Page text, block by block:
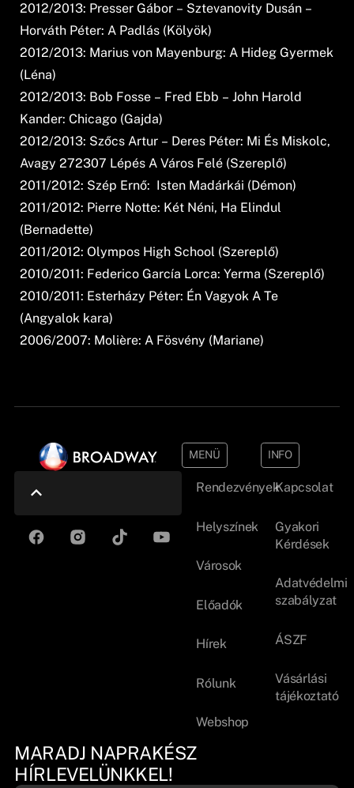
2012/2013: Presser Gábor – Sztevanovity Dusán –
Horváth Péter: A Padlás (Kölyök)
2012/2013: Marius von Mayenburg: A Hideg Gyermek
(Léna)
2012/2013: Bob Fosse – Fred Ebb – John Harold
Kander: Chicago (Gajda)
2012/2013: Szőcs Artur – Deres Péter: Mi És Miskolc,
Avagy 272307 Lépés A Város Felé (Szereplő)
2011/2012: Szép Ernő: Isten Madárkái (Démon)
2011/2012: Pierre Notte: Két Néni, Ha Elindul
(Bernadette)
2011/2012: Olympos High School (Szereplő)
2010/2011: Federico García Lorca: Yerma (Szereplő)
2010/2011: Esterházy Péter: Én Vagyok A Te
(Angyalok kara)
2006/2007: Molière: A Fösvény (Mariane)
MENÜ
Rendezvények
Helyszínek
Városok
Előadók
Hírek
Rólunk
Webshop
INFO
Kapcsolat
Gyakori
Kérdések
Adatvédelmi
szabályzat
ÁSZF
Vásárlási
tájékoztató
MARADJ NAPRAKÉSZ
HÍRLEVELÜNKKEL!